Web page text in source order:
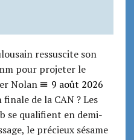
ressuscite son
pour projeter le
Nolan
9 août 2026
de la CAN ? Les
se qualifient en demi-
le précieux sésame